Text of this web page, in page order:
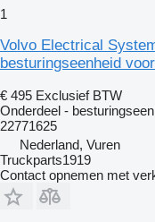
1
Volvo Electrical
besturingseenheid
€ 495 Exclusief BTW
Onderdeel -
22771625
Nederland, Vuren
Truckparts1919
Contact opnemen met